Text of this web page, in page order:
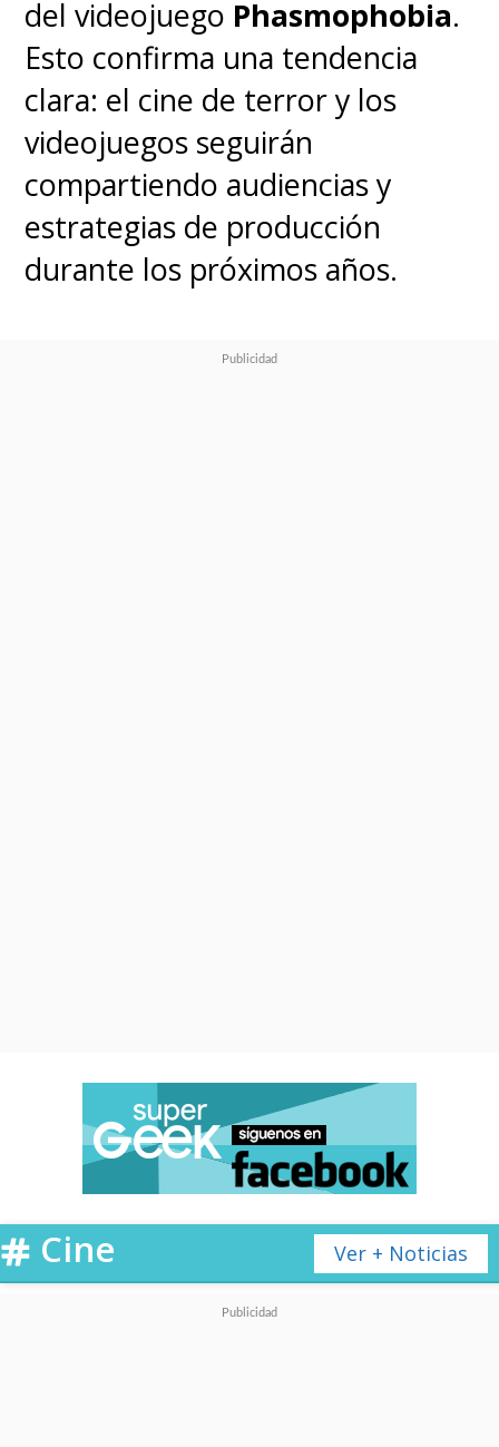
del videojuego Phasmophobia.
Esto confirma una tendencia
clara: el cine de terror y los
videojuegos seguirán
compartiendo audiencias y
estrategias de producción
durante los próximos años.
Ver + Noticias
Cine